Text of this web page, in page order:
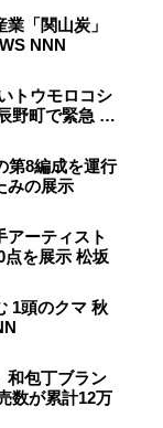
業 「関山炭」
NNN
トウモロコシ
野町で緊急 …
第8編成を運行
みの展示
アーティスト
点を展示 松坂
1頭のクマ 秋
和包丁ブラン
数が累計12万